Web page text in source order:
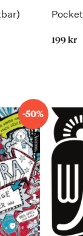
Pocket
199 kr
-50%